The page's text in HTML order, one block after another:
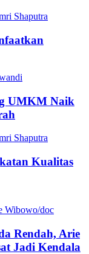
UMKM Naik
Kualitas
Rendah, Arie
Jadi Kendala